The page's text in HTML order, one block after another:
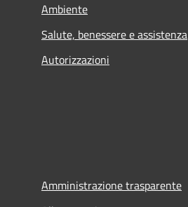
Ambiente
Salute, benessere e assistenza
Autorizzazioni
Amministrazione trasparente